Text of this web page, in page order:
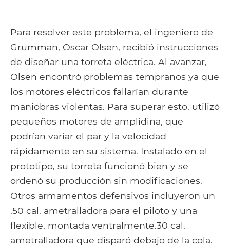
Para resolver este problema, el ingeniero de
Grumman, Oscar Olsen, recibió instrucciones
de diseñar una torreta eléctrica. Al avanzar,
Olsen encontró problemas tempranos ya que
los motores eléctricos fallarían durante
maniobras violentas. Para superar esto, utilizó
pequeños motores de amplidina, que
podrían variar el par y la velocidad
rápidamente en su sistema. Instalado en el
prototipo, su torreta funcionó bien y se
ordenó su producción sin modificaciones.
Otros armamentos defensivos incluyeron un
.50 cal. ametralladora para el piloto y una
flexible, montada ventralmente.30 cal.
ametralladora que disparó debajo de la cola.